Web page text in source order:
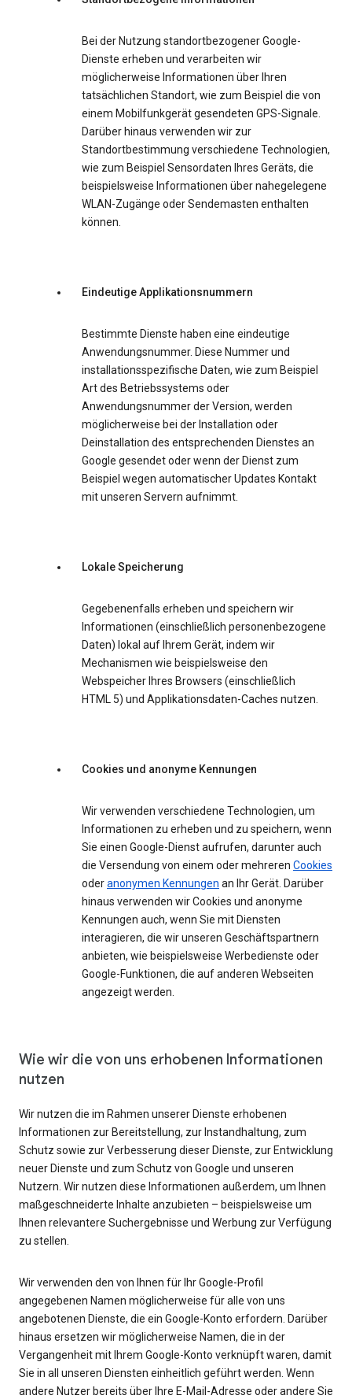
Bei der Nutzung standortbezogener Google-
Dienste erheben und verarbeiten wir
möglicherweise Informationen über Ihren
tatsächlichen Standort, wie zum Beispiel die von
einem Mobilfunkgerät gesendeten GPS-Signale.
Darüber hinaus verwenden wir zur
Standortbestimmung verschiedene Technologien,
wie zum Beispiel Sensordaten Ihres Geräts, die
beispielsweise Informationen über nahegelegene
WLAN-Zugänge oder Sendemasten enthalten
können.
Eindeutige Applikationsnummern
Bestimmte Dienste haben eine eindeutige
Anwendungsnummer. Diese Nummer und
installationsspezifische Daten, wie zum Beispiel
Art des Betriebssystems oder
Anwendungsnummer der Version, werden
möglicherweise bei der Installation oder
Deinstallation des entsprechenden Dienstes an
Google gesendet oder wenn der Dienst zum
Beispiel wegen automatischer Updates Kontakt
mit unseren Servern aufnimmt.
Lokale Speicherung
Gegebenenfalls erheben und speichern wir
Informationen (einschließlich personenbezogene
Daten) lokal auf Ihrem Gerät, indem wir
Mechanismen wie beispielsweise den
Webspeicher Ihres Browsers (einschließlich
HTML 5) und Applikationsdaten-Caches nutzen.
Cookies und anonyme Kennungen
Wir verwenden verschiedene Technologien, um
Informationen zu erheben und zu speichern, wenn
Sie einen Google-Dienst aufrufen, darunter auch
die Versendung von einem oder mehreren Cookies
oderanonymen Kennungen an Ihr Gerät. Darüber
hinaus verwenden wir Cookies und anonyme
Kennungen auch, wenn Sie mit Diensten
interagieren, die wir unseren Geschäftspartnern
anbieten, wie beispielsweise Werbedienste oder
Google-Funktionen, die auf anderen Webseiten
angezeigt werden.
Wie wir die von uns erhobenen Informationen
nutzen
Wir nutzen die im Rahmen unserer Dienste erhobenen
Informationen zur Bereitstellung, zur Instandhaltung, zum
Schutz sowie zur Verbesserung dieser Dienste, zur Entwicklung
neuer Dienste und zum Schutz von Google und unseren
Nutzern. Wir nutzen diese Informationen außerdem, um Ihnen
maßgeschneiderte Inhalte anzubieten – beispielsweise um
Ihnen relevantere Suchergebnisse und Werbung zur Verfügung
zu stellen.
Wir verwenden den von Ihnen für Ihr Google-Profil
angegebenen Namen möglicherweise für alle von uns
angebotenen Dienste, die ein Google-Konto erfordern. Darüber
hinaus ersetzen wir möglicherweise Namen, die in der
Vergangenheit mit Ihrem Google-Konto verknüpft waren, damit
Sie in all unseren Diensten einheitlich geführt werden. Wenn
andere Nutzer bereits über Ihre E-Mail-Adresse oder andere Sie